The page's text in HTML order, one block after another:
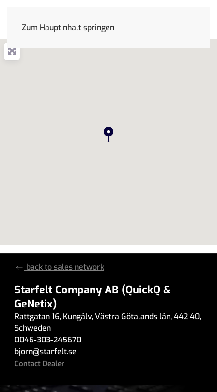
Zum Hauptinhalt springen
back to sales network
Starfelt Company AB (QuickQ &
GeNetix)
Rattgatan 16, Kungälv,Västra Götalands län,442 40,
Schweden
0046-303-245670
bjorn@starfelt.se
Contact Dealer